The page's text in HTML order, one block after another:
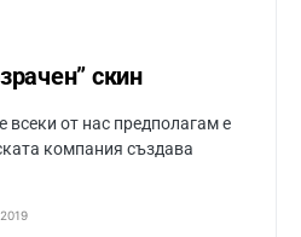
скин
всеки от нас предполагам е
компания създава